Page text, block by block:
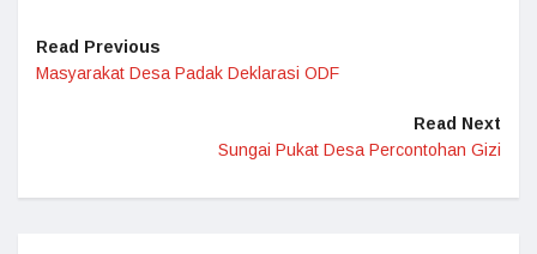
Read Previous
Masyarakat Desa Padak Deklarasi ODF
Read Next
Sungai Pukat Desa Percontohan Gizi